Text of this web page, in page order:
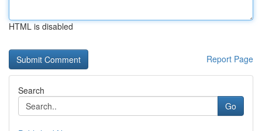
HTML is disabled
Report Page
Search
Go